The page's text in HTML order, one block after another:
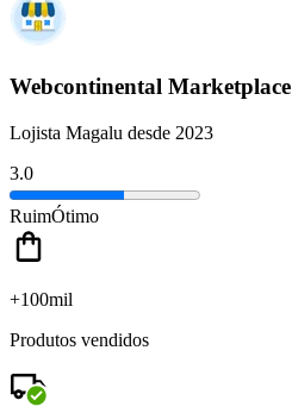
Webcontinental Marketplace
Lojista Magalu desde 2023
3.0
RuimÓtimo
+100mil
Produtos vendidos